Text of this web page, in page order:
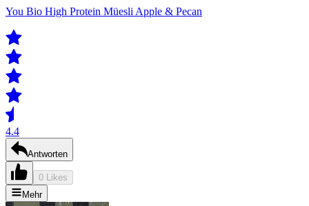
You Bio High Protein Müesli Apple & Pecan
4.4
Antworten
0 Likes
Mehr